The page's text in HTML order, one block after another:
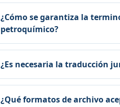
¿Cómo se garantiza la
petroquímico?
¿Es necesaria la traducción
¿Qué formatos de archivo